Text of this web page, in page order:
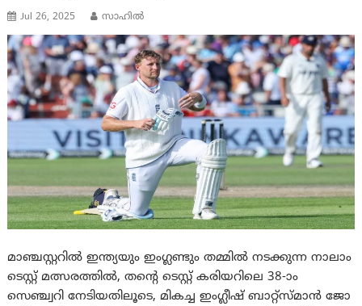
Jul 26, 2025 സാഹില്‍
മാഞ്ചസ്റ്ററിൽ ഇന്ത്യയും ഇംഗ്ലണ്ടും തമ്മിൽ നടക്കുന്ന നാലാം
ടെസ്റ്റ് മത്സരത്തിൽ, തന്റെ ടെസ്റ്റ് കരിയറിലെ 38-ാം
സെഞ്ച്വറി നേടിയതിലൂടെ, മികച്ച ഇംഗ്ലീഷ് ബാറ്റ്സ്മാൻ ജോ